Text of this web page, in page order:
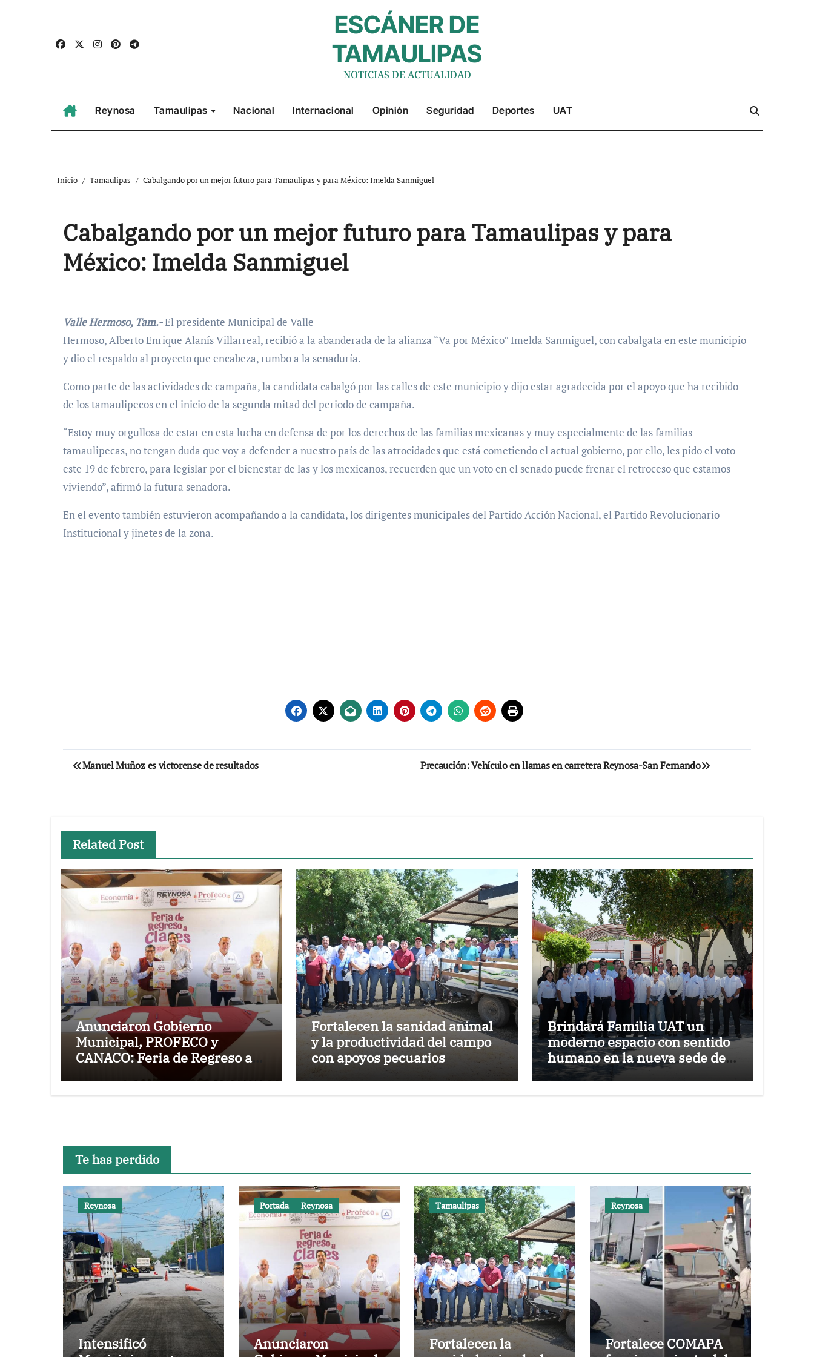
ESCÁNER DE
TAMAULIPAS
NOTICIAS DE ACTUALIDAD
Reynosa Tamaulipas Nacional Internacional Opinión Seguridad Deportes UAT
Inicio Tamaulipas Cabalgando por un mejor futuro para Tamaulipas y para México: Imelda Sanmiguel
Cabalgando por un mejor futuro para Tamaulipas y para
México: Imelda Sanmiguel
Valle Hermoso, Tam.-El presidente Municipal de Valle
Hermoso, Alberto Enrique Alanís Villarreal, recibió a la abanderada de la alianza “Va por México” Imelda Sanmiguel, con cabalgata en este municipio
y dio el respaldo al proyecto que encabeza, rumbo a la senaduría.
Como parte de las actividades de campaña, la candidata cabalgó por las calles de este municipio y dijo estar agradecida por el apoyo que ha recibido
de los tamaulipecos en el inicio de la segunda mitad del periodo de campaña.
“Estoy muy orgullosa de estar en esta lucha en defensa de por los derechos de las familias mexicanas y muy especialmente de las familias
tamaulipecas, no tengan duda que voy a defender a nuestro país de las atrocidades que está cometiendo el actual gobierno, por ello, les pido el voto
este 19 de febrero, para legislar por el bienestar de las y los mexicanos, recuerden que un voto en el senado puede frenar el retroceso que estamos
viviendo”, afirmó la futura senadora.
En el evento también estuvieron acompañando a la candidata, los dirigentes municipales del Partido Acción Nacional, el Partido Revolucionario
Institucional y jinetes de la zona.
Navegación
Manuel Muñoz es victorense de resultados Precaución: Vehículo en llamas en carretera Reynosa-San Fernando
Related Post
Anunciaron Gobierno
Municipal, PROFECO y
CANACO: Feria de Regreso a
Clases 2026
Fortalecen la sanidad animal
y la productividad del campo
con apoyos pecuarios
Brindará Familia UAT un
moderno espacio con sentido
humano en la nueva sede del
COMASS
Te has perdido
Reynosa
Intensificó
Portada Reynosa
Anunciaron
Tamaulipas
Fortalecen la
Reynosa
Fortalece COMAPA